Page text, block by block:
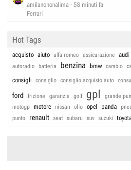
amilanononalima
58 minuti fa
Ferrari
Hot Tags
acquisto aiuto alfa romeo assicurazione audi
autoradio
batteria benzina bmw cambio
consigli consiglio consiglio acquisto auto
ford frizione garanzia golf gpl grande
motogp
motore nissan olio opel panda
punto
renault seat subaru suv suzuki